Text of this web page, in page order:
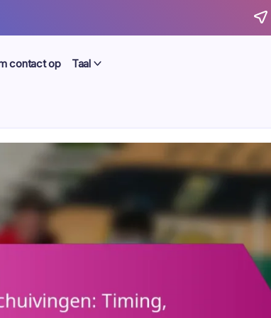
contact op Taal